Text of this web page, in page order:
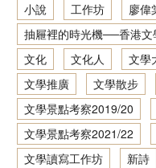
小說
工作坊 廖偉
抽屜裡的時光機──香港文
文化
文化人
文學
文學推廣
文學散步
文學景點考察2019/20
文學景點考察2021/22
文學讀寫工作坊
新詩